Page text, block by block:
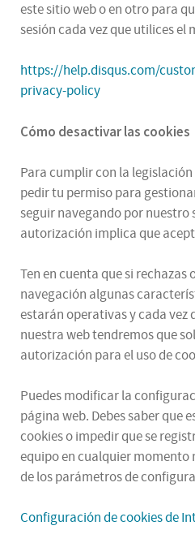
este sitio web o en otro para
sesión cada vez que utilices el
https://help.disqus.com/
privacy-policy
Cómo desactivar las cookies
Para cumplir con la
pedir tu permiso para
seguir navegando por nuestro
autorización implica que
Ten en cuenta que si rechazas
navegación algunas
estarán operativas y cada vez
nuestra web tendremos que
autorización para el uso de
Puedes modificar la
página web. Debes saber que
cookies o impedir que se
equipo en cualquier
de los parámetros de
Configuración de cookies de